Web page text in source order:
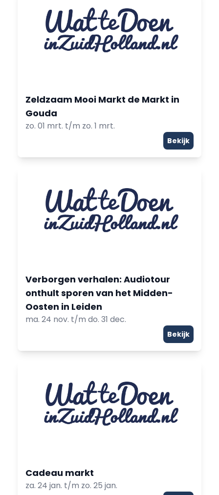
Zeldzaam Mooi Markt de Markt in
Gouda
zo. 01 mrt. t/m zo. 1 mrt.
Bekijk
Verborgen verhalen: Audiotour
onthult sporen van het Midden-
Oosten in Leiden
ma. 24 nov. t/m do. 31 dec.
Bekijk
Cadeau markt
za. 24 jan. t/m zo. 25 jan.